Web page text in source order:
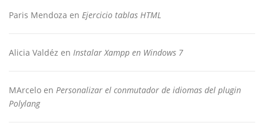
Paris Mendoza en Ejercicio tablas HTML
Alicia Valdéz en Instalar Xampp en Windows 7
MArcelo en Personalizar el conmutador de idiomas del plugin
Polylang